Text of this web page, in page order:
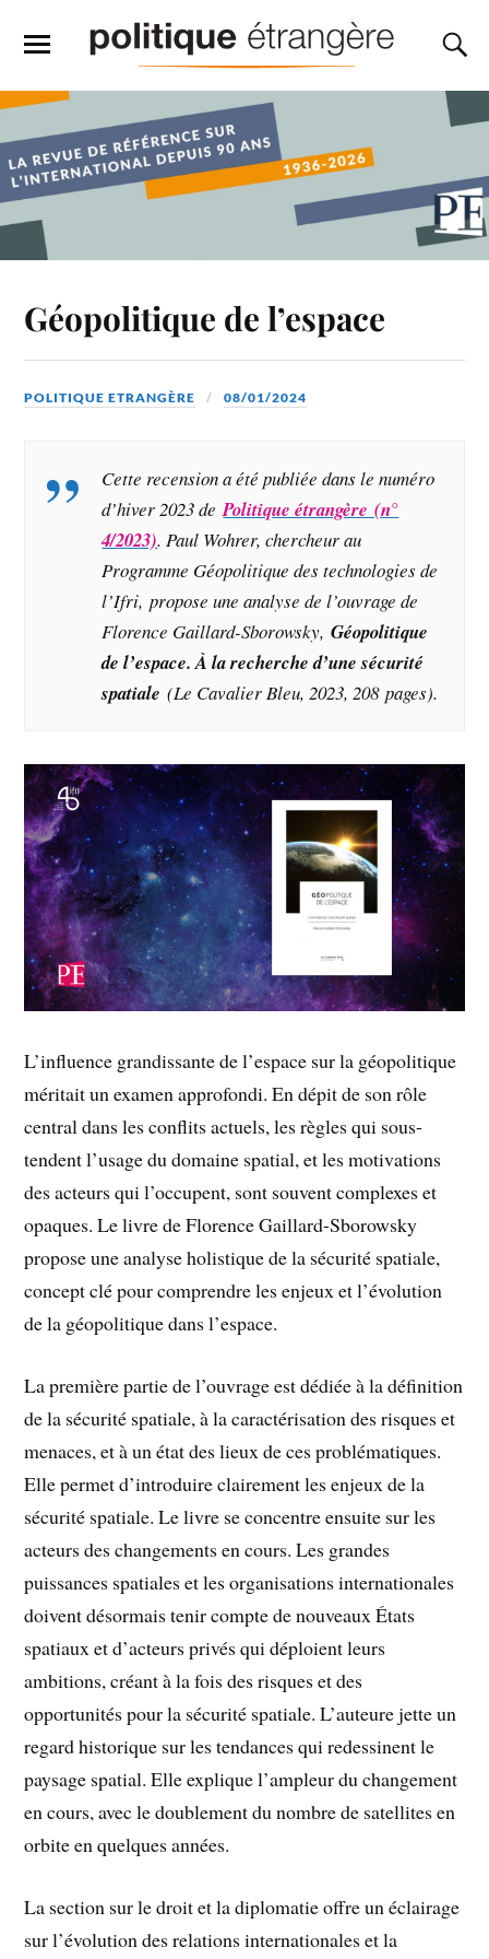
Géopolitique de l’espace
POLITIQUE ETRANGÈRE 08/01/2024
Cette recension a été publiée dans le numéro
d’hiver 2023 dePolitique étrangère (n°
4/2023). Paul Wohrer, chercheur au
Programme Géopolitique des technologies de
l’Ifri, propose une analyse de l’ouvrage de
Florence Gaillard-Sborowsky, Géopolitique
de l’espace. À la recherche d’une sécurité
spatiale(Le Cavalier Bleu, 2023, 208 pages).
L’influence grandissante de l’espace sur la géopolitique
méritait un examen approfondi. En dépit de son rôle
central dans les conflits actuels, les règles qui sous-
tendent l’usage du domaine spatial, et les motivations
des acteurs qui l’occupent, sont souvent complexes et
opaques. Le livre de Florence Gaillard-Sborowsky
propose une analyse holistique de la sécurité spatiale,
concept clé pour comprendre les enjeux et l’évolution
de la géopolitique dans l’espace.
La première partie de l’ouvrage est dédiée à la définition
de la sécurité spatiale, à la caractérisation des risques et
menaces, et à un état des lieux de ces problématiques.
Elle permet d’introduire clairement les enjeux de la
sécurité spatiale. Le livre se concentre ensuite sur les
acteurs des changements en cours. Les grandes
puissances spatiales et les organisations internationales
doivent désormais tenir compte de nouveaux États
spatiaux et d’acteurs privés qui déploient leurs
ambitions, créant à la fois des risques et des
opportunités pour la sécurité spatiale. L’auteure jette un
regard historique sur les tendances qui redessinent le
paysage spatial. Elle explique l’ampleur du changement
en cours, avec le doublement du nombre de satellites en
orbite en quelques années.
La section sur le droit et la diplomatie offre un éclairage
sur l’évolution des relations internationales et la